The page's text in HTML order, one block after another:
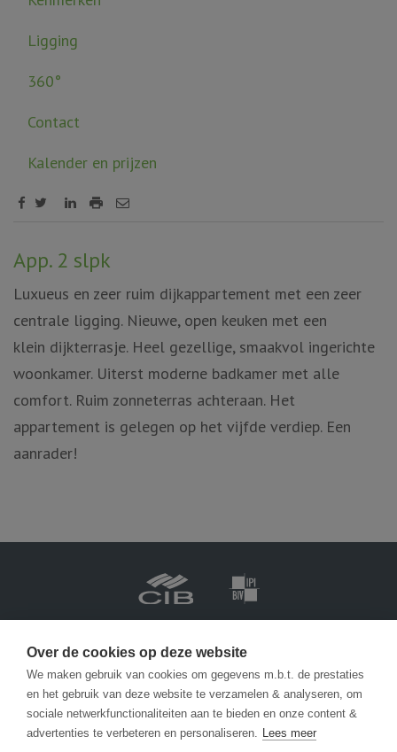
Ligging
360°
Contact
Kalender en prijzen
Omschrijving
App. 2 slpk
Luxueus en zeer ruim dijkappartement met een zeer
centrale ligging. Nieuwe, open keuken met een
klein dijkterrasje. Heel gezellige, smaakvol ingerichte
woonkamer. Uiterst moderne badkamer met alle
comfort. Ruim zonneterras achteraan. Het
appartement is gelegen op het vijfde verdiep. Een
aanrader!
Ondernemingsnummer BTW-BE 0471 413 565
info@becue.be
Over de cookies op deze website
We maken gebruik van cookies om gegevens m.b.t. de prestaties
en het gebruik van deze website te verzamelen & analyseren, om
sociale netwerkfunctionaliteiten aan te bieden en onze content &
advertenties te verbeteren en personaliseren. Lees meer